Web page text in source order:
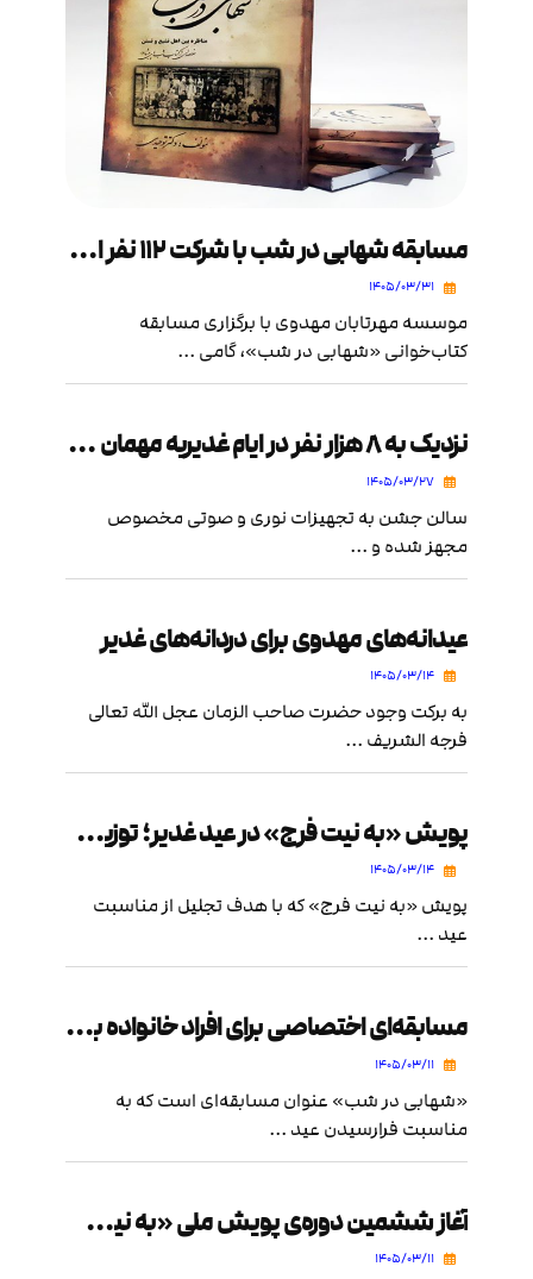
مسابقه شهابی در شب با شرکت ۱۱۲ نفر از خادمان مهدوی به انجام رسید
۱۴۰۵/۰۳/۳۱
موسسه مهرتابان مهدوی با برگزاری مسابقه
کتاب‌خوانی «شهابی در شب»، گامی ...
نزدیک به ۸ هزار نفر در ایام غدیریه مهمان یک جشن متفاوت بودند
۱۴۰۵/۰۳/۲۷
سالن جشن به تجهیزات نوری و صوتی مخصوص
مجهز شده و ...
عیدانه‌های مهدوی برای دردانه‌های غدیر
۱۴۰۵/۰۳/۱۴
به برکت وجود حضرت صاحب الزمان عجل الله تعالی
فرجه الشریف ...
پویش «به نیت فرج» در عید غدیر؛ توزیع ۲۱ هزار برچسب و ۹۵۰ پرس غذا
۱۴۰۵/۰۳/۱۴
پویش «به نیت فرج» که با هدف تجلیل از مناسبت
عید ...
مسابقه‌ای اختصاصی برای افراد خانواده بزرگ مهر تابان مهدوی
۱۴۰۵/۰۳/۱۱
«شهابی در شب» عنوان مسابقه‌ای است که به
مناسبت فرارسیدن عید ...
آغاز ششمین دوره‌ی پویش ملی «به نیت فرج»
۱۴۰۵/۰۳/۱۱